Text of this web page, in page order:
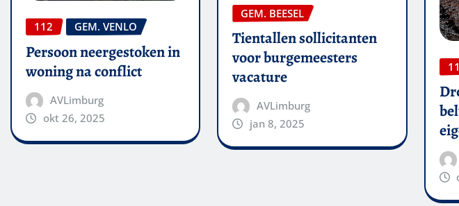
112 GEM. VENLO
Persoon neergestoken in
woning na conflict
AVLimburg
okt 26, 2025
GEM. BEESEL
Tientallen sollicitanten
voor burgemeesters
vacature
AVLimburg
jan 8, 2025